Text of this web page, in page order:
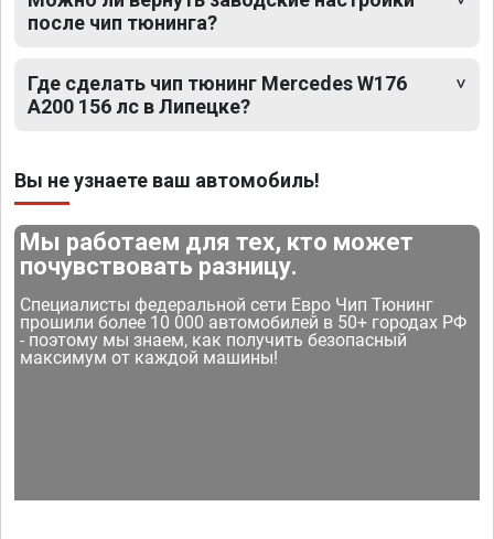
после чип тюнинга?
Где сделать чип тюнинг Mercedes W176
A200 156 лс в Липецке?
Вы не узнаете ваш автомобиль!
Мы работаем для тех, кто может
почувствовать разницу.
Специалисты федеральной сети Евро Чип Тюнинг
прошили более 10 000 автомобилей в 50+ городах РФ
- поэтому мы знаем, как получить безопасный
максимум от каждой машины!